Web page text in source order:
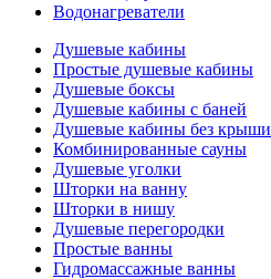
Водонагреватели
Душевые кабины
Простые душевые кабины
Душевые боксы
Душевые кабины с баней
Душевые кабины без крыши
Комбинированные сауны
Душевые уголки
Шторки на ванну
Шторки в нишу
Душевые перегородки
Простые ванны
Гидромассажные ванны